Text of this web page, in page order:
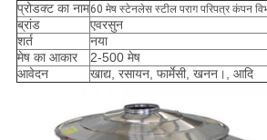
प्रोडक्ट का नाम60 मेष स्टेनलेस स्टील पराग परिपत्र कंपन
ब्रांड
एवरसुन
शर्त
नया
मेष का आकार
2-500 मेष
आवेदन
खाद्य, रसायन, फार्मेसी, खनन।, आदि